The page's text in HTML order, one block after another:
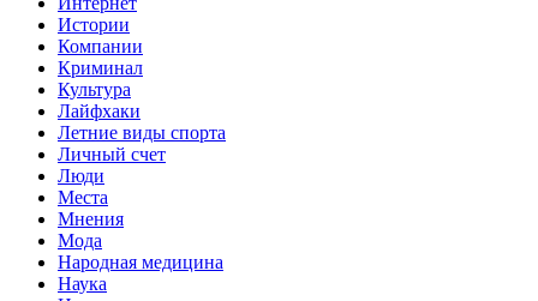
Истории
Компании
Криминал
Культура
Лайфхаки
Летние виды спорта
Личный счет
Люди
Места
Мнения
Мода
Народная медицина
Наука